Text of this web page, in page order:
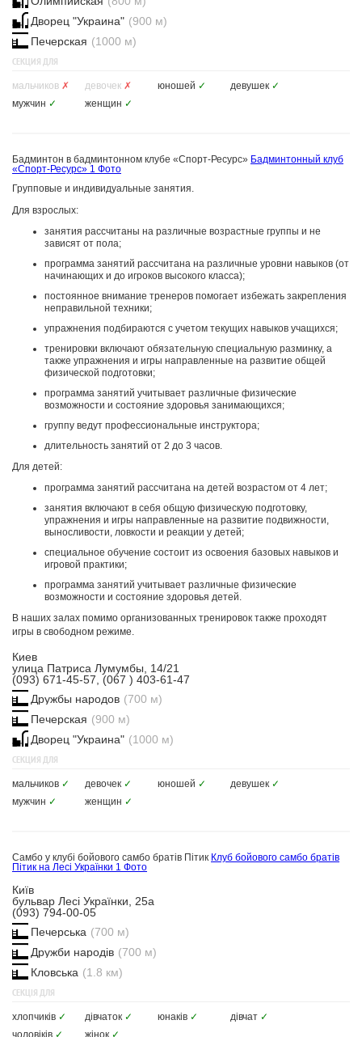
Дворец "Украина" (900 м)
Печерская (1000 м)
СЕКЦИЯ ДЛЯ
мальчиков ✗ девочек ✗ юношей ✓ девушек ✓
мужчин ✓ женщин ✓
Бадминтон в бадминтонном клубе «Спорт-Ресурс» Бадминтонный клуб
«Спорт-Ресурс» 1 Фото
Групповые и индивидуальные занятия.
Для взрослых:
занятия рассчитаны на различные возрастные группы и не
зависят от пола;
программа занятий рассчитана на различные уровни навыков (от
начинающих и до игроков высокого класса);
постоянное внимание тренеров помогает избежать закрепления
неправильной техники;
упражнения подбираются с учетом текущих навыков учащихся;
тренировки включают обязательную специальную разминку, а
также упражнения и игры направленные на развитие общей
физической подготовки;
программа занятий учитывает различные физические
возможности и состояние здоровья занимающихся;
группу ведут профессиональные инструктора;
длительность занятий от 2 до 3 часов.
Для детей:
программа занятий рассчитана на детей возрастом от 4 лет;
занятия включают в себя общую физическую подготовку,
упражнения и игры направленные на развитие подвижности,
выносливости, ловкости и реакции у детей;
специальное обучение состоит из освоения базовых навыков и
игровой практики;
программа занятий учитывает различные физические
возможности и состояние здоровья детей.
В наших залах помимо организованных тренировок также проходят
игры в свободном режиме.
Киев
улица Патриса Лумумбы, 14/21
(093) 671-45-57, (067 ) 403-61-47
Дружбы народов (700 м)
Печерская (900 м)
Дворец "Украина" (1000 м)
СЕКЦИЯ ДЛЯ
мальчиков ✓ девочек ✓ юношей ✓ девушек ✓
мужчин ✓ женщин ✓
Самбо у клубі бойового самбо братів Пітик Клуб бойового самбо братів
Пітик на Лесі Українки 1 Фото
Київ
бульвар Лесі Українки, 25а
(093) 794-00-05
Печерська (700 м)
Дружби народів (700 м)
Кловська (1.8 км)
СЕКЦІЯ ДЛЯ
хлопчиків ✓ дівчаток ✓ юнаків ✓ дівчат ✓
чоловіків ✓ жінок ✓